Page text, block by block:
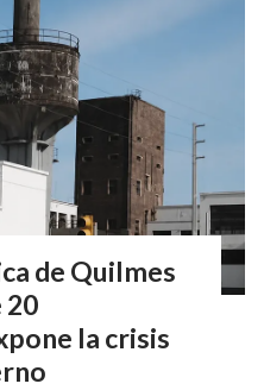
de Quilmes
20
la crisis